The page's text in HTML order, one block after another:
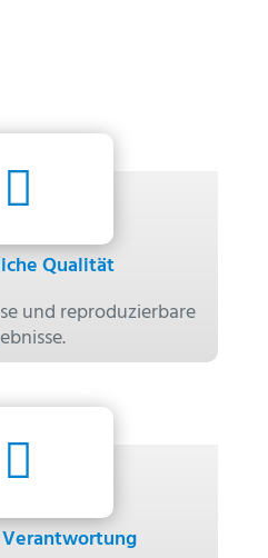
uns verlassen

Qualität
und reproduzierbare
